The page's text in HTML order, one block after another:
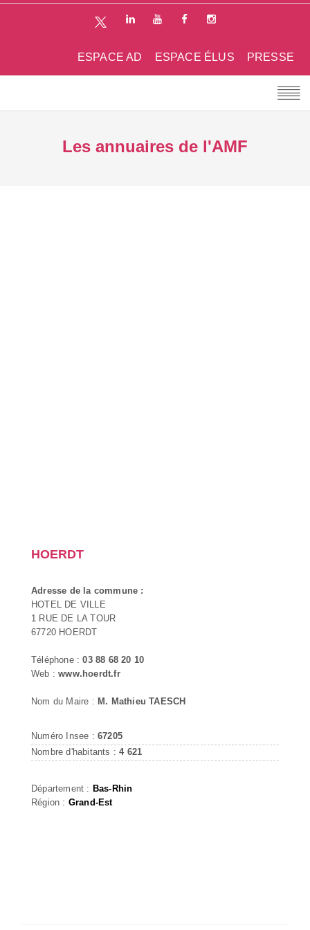
PRESSE
ESPACE ÉLUS
ESPACE AD
Les annuaires de l'AMF
HOERDT
Adresse de la commune :
HOTEL DE VILLE
1 RUE DE LA TOUR
67720 HOERDT
Téléphone :03 88 68 20 10
Web :www.hoerdt.fr
Nom du Maire : M. Mathieu TAESCH
Numéro Insee : 67205
Nombre d'habitants :4 621
Département : Bas-Rhin
Région : Grand-Est